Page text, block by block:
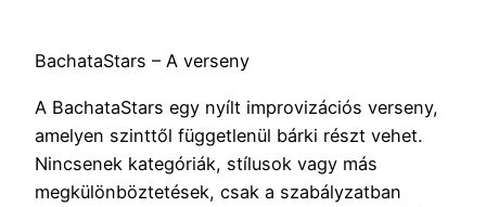
BachataStars – A verseny
A BachataStars egy nyílt improvizációs verseny,
amelyen szinttől függetlenül bárki részt vehet.
Nincsenek kategóriák, stílusok vagy más
megkülönböztetések, csak a szabályzatban